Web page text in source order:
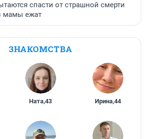
спасти от страшной смерти
мамы ежат
ЗНАКОМСТВА
Ната,43 Ирина,44